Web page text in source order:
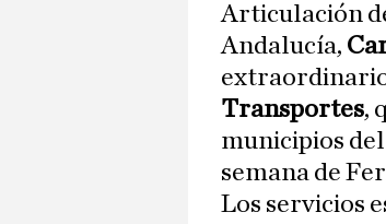
Articulación
Andalucía,
Transportes,
municipios
semana de
Los servicios